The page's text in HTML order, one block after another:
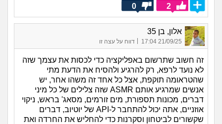
2
0
אלון, בן 35
21/09/25 17:04
| דווח על עצה זו
זה חשוב שתרשום באפליקציה כדי לכסות את עצמך שזה
לא נועד לרפא, רק להרגיע ולהסיח את הדעת מתי
שהטראומה תוקפת, אצל כל אחד זה משהו אחר, יש
אנשים שמרגיע אותם ASMR שזה צלילים של כל מיני
דברים, מכונות תספורת, מים זורמים, מסאג' בראש, ניקוי
אוזניים, אתה יכול להתחבר ל-API של יוטיוב, דברים
שקשורים לביטחון וסקרנות כדי להחליש את החרדה ואת